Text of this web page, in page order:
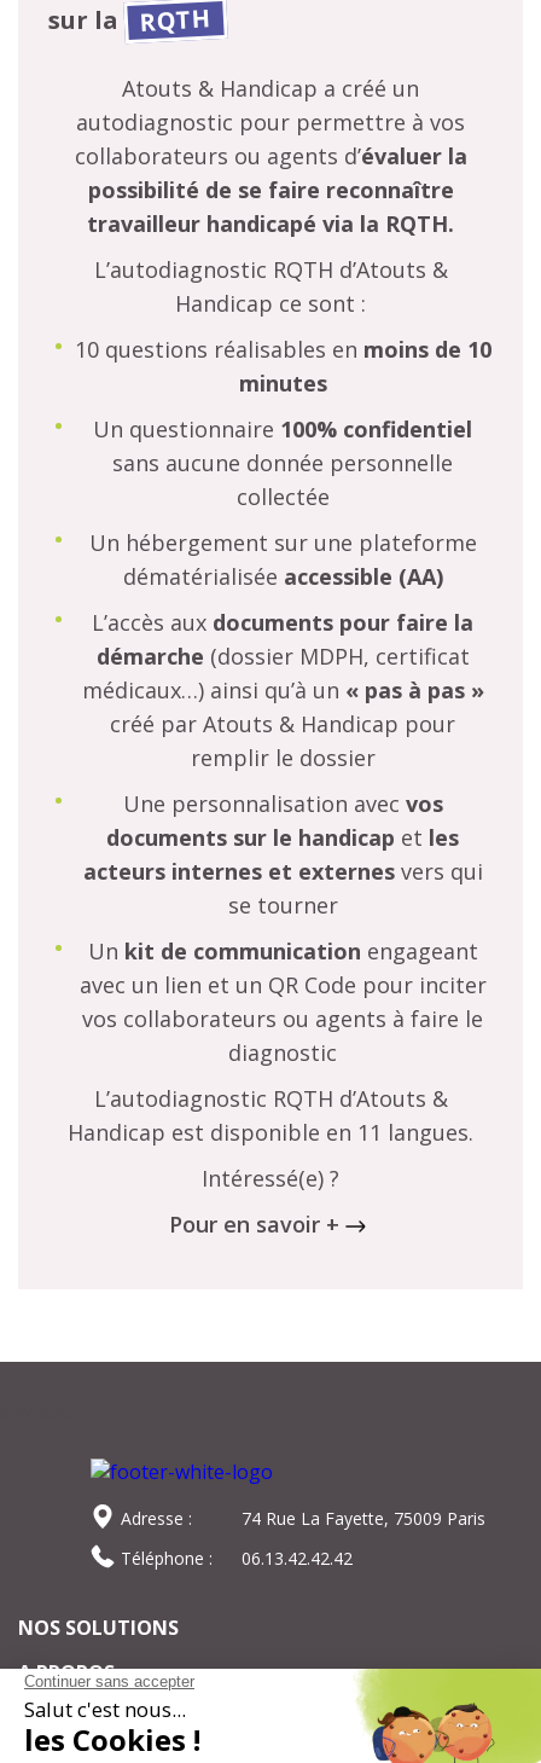
sur la RQTH
Atouts & Handicap a créé un
autodiagnostic pour permettre à vos
collaborateurs ou agents d’évaluer la
possibilité de se faire reconnaître
travailleur handicapé via la RQTH.
L’autodiagnostic RQTH d’Atouts &
Handicap ce sont :
10 questions réalisables en moins de 10
minutes
Un questionnaire 100% confidentiel
sans aucune donnée personnelle
collectée
Un hébergement sur une plateforme
dématérialisée accessible (AA)
L’accès aux documents pour faire la
démarche (dossier MDPH, certificat
médicaux…) ainsi qu’à un « pas à pas »
créé par Atouts & Handicap pour
remplir le dossier
Une personnalisation avec vos
documents sur le handicap et les
acteurs internes et externesvers qui
se tourner
Un kit de communication engageant
avec un lien et un QR Code pour inciter
vos collaborateurs ou agents à faire le
diagnostic
L’autodiagnostic RQTH d’Atouts &
Handicap est disponible en 11 langues.
Intéressé(e) ?
Pour en savoir +
Adresse :
74 Rue La Fayette, 75009 Paris
Téléphone :
06.13.42.42.42
NOS SOLUTIONS
A PROPOS
Pour ne rien manquer de notre actualité,